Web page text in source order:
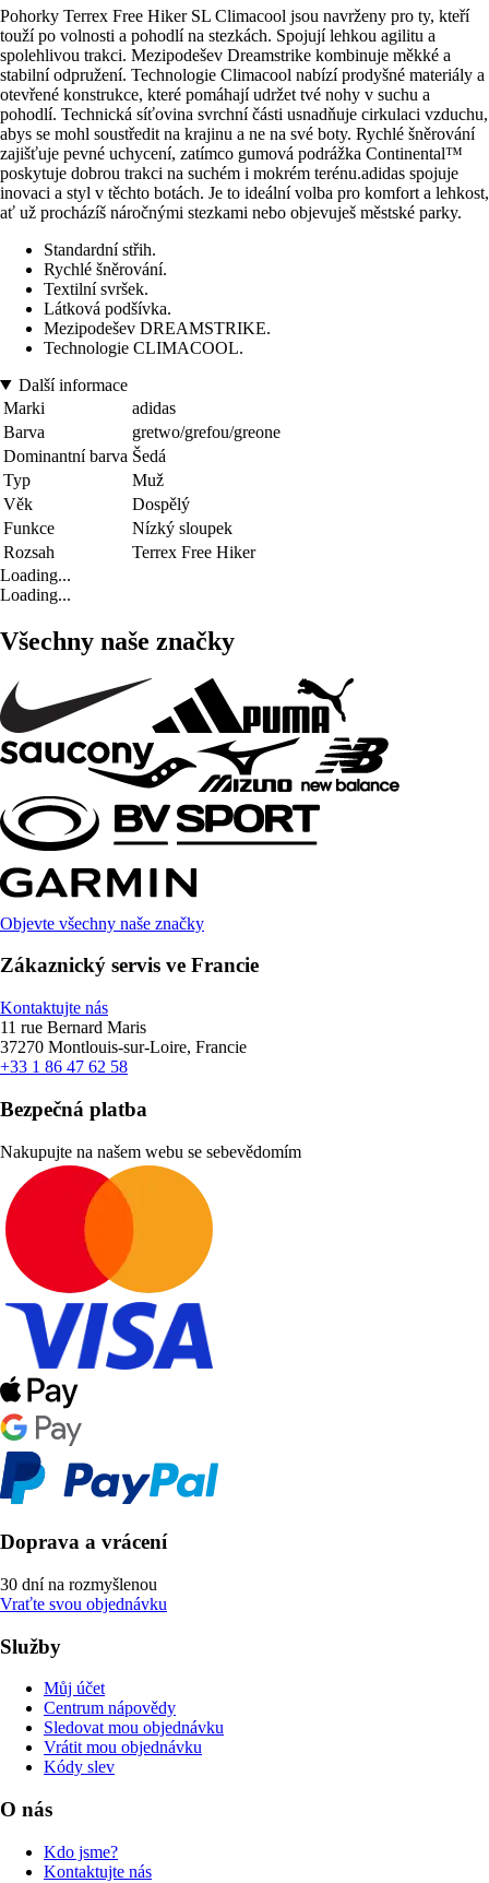
Pohorky Terrex Free Hiker SL Climacool jsou navrženy pro ty, kteří
touží po volnosti a pohodlí na stezkách. Spojují lehkou agilitu a
spolehlivou trakci. Mezipodešev Dreamstrike kombinuje měkké a
stabilní odpružení. Technologie Climacool nabízí prodyšné materiály a
otevřené konstrukce, které pomáhají udržet tvé nohy v suchu a
pohodlí. Technická síťovina svrchní části usnadňuje cirkulaci vzduchu,
abys se mohl soustředit na krajinu a ne na své boty. Rychlé šněrování
zajišťuje pevné uchycení, zatímco gumová podrážka Continental™
poskytuje dobrou trakci na suchém i mokrém terénu.adidas spojuje
inovaci a styl v těchto botách. Je to ideální volba pro komfort a lehkost,
ať už procházíš náročnými stezkami nebo objevuješ městské parky.
Standardní střih.
Rychlé šněrování.
Textilní svršek.
Látková podšívka.
Mezipodešev DREAMSTRIKE.
Technologie CLIMACOOL.
Další informace
Marki
adidas
Barva
gretwo/grefou/greone
Dominantní barva Šedá
Typ
Muž
Věk
Dospělý
Funkce
Nízký sloupek
Rozsah
Terrex Free Hiker
Loading...
Loading...
Všechny naše značky
Objevte všechny naše značky
Zákaznický servis ve Francie
Kontaktujte nás
11 rue Bernard Maris
37270 Montlouis-sur-Loire, Francie
+33 1 86 47 62 58
Bezpečná platba
Nakupujte na našem webu se sebevědomím
Doprava a vrácení
30 dní na rozmyšlenou
Vraťte svou objednávku
Služby
Můj účet
Centrum nápovědy
Sledovat mou objednávku
Vrátit mou objednávku
Kódy slev
O nás
Kdo jsme?
Kontaktujte nás